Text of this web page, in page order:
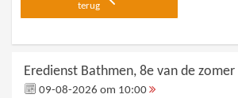
terug
Eredienst Bathmen, 8e van de zomer
09-08-2026 om 10:00